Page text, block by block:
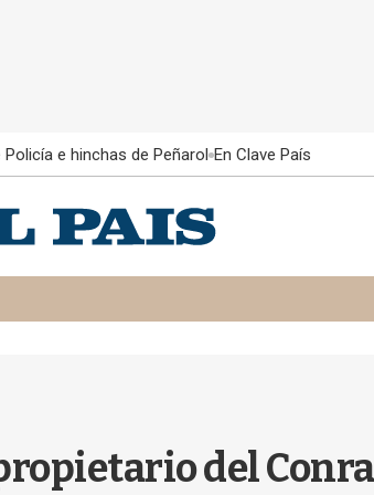
e hinchas de Peñarol En Clave País
del